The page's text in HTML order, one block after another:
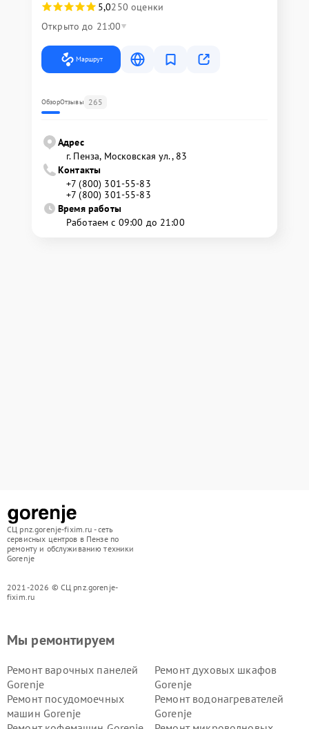
5,0250 оценки
Открыто до 21:00
Маршрут
ОбзорОтзывы 265
Адрес
г. Пенза, Московская ул., 83
Контакты
+7 (800) 301-55-83
+7 (800) 301-55-83
Время работы
Работаем с 09:00 до 21:00
СЦ pnz.gorenje-fixim.ru - сеть
сервисных центров в Пензе по
ремонту и обслуживанию техники
Gorenje
2021-2026 © СЦ pnz.gorenje-
fixim.ru
Мы ремонтируем
Ремонт варочных панелей
Gorenje
Ремонт духовых шкафов
Gorenje
Ремонт посудомоечных
машин Gorenje
Ремонт водонагревателей
Gorenje